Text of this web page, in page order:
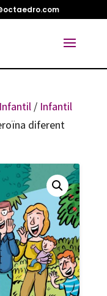
/ Infantil
diferent